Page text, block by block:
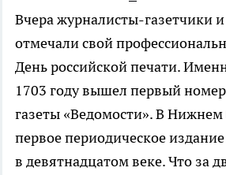
Вчера журналисты-газетчики
отмечали свой
День российской печати.
1703 году вышел первый
газеты «Ведомости». В
первое периодическое
в девятнадцатом веке. Что за